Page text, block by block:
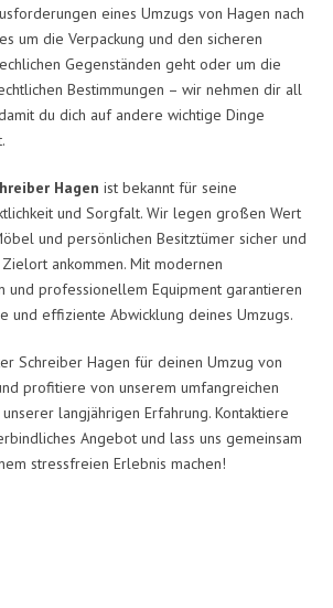
eines Umzugs von Hagen nach
um die Verpackung und den sicheren
Gegenständen geht oder um die
Bestimmungen – wir nehmen dir all
du dich auf andere wichtige Dinge
Hagen ist bekannt für seine
und Sorgfalt. Wir legen großen Wert
und persönlichen Besitztümer sicher und
ankommen. Mit modernen
und professionellem Equipment garantieren
und effiziente Abwicklung deines Umzugs.
Schreiber Hagen für deinen Umzug von
profitiere von unserem umfangreichen
langjährigen Erfahrung. Kontaktiere
Angebot und lass uns gemeinsam
stressfreien Erlebnis machen!